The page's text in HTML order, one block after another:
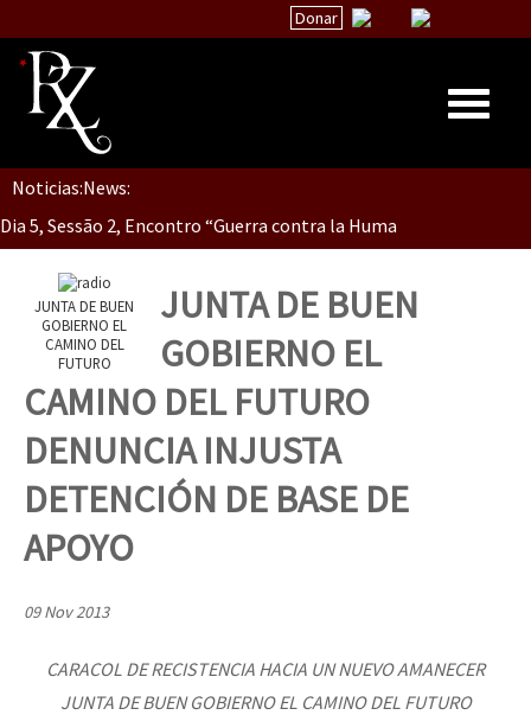
Donar
Inicio
Quiénes Somos
La palabra del EZLN
Encuentros
TEMAS
Chiapas
México
Latinoamérica
Mundo
AutonomÍa y Resistencia
Noticias:News:
Dia 5, Sessão 2, Encontro “Guerra contra la Humanidad”
Dia 5, sessão 1, do Encontro “Guerra contra a Humanidade”(As
JUNTA DE BUEN
GOBIERNO EL
CAMINO DEL
FUTURO
JUNTA DE BUEN
GOBIERNO EL
CAMINO DEL FUTURO
DENUNCIA INJUSTA
DETENCIÓN DE BASE DE
APOYO
09 Nov 2013
CARACOL DE RECISTENCIA HACIA UN NUEVO AMANECER
JUNTA DE BUEN GOBIERNO EL CAMINO DEL FUTURO